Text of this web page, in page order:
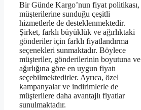
Bir Günde Kargo’nun fiyat politikası,
müşterilerine sunduğu çeşitli
hizmetlerle de desteklenmektedir.
Şirket, farklı büyüklük ve ağırlıktaki
gönderiler için farklı fiyatlandırma
seçenekleri sunmaktadır. Böylece
müşteriler, gönderilerinin boyutuna ve
ağırlığına göre en uygun fiyatı
seçebilmektedirler. Ayrıca, özel
kampanyalar ve indirimlerle de
müşterilere daha avantajlı fiyatlar
sunulmaktadır.